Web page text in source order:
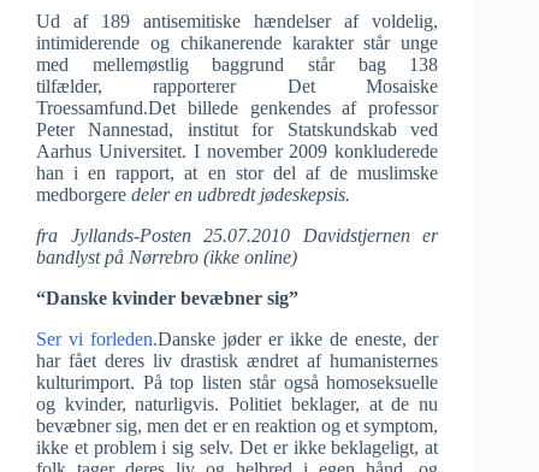
Ud af 189 antisemitiske hændelser af voldelig,
intimiderende og chikanerende karakter står unge
med mellemøstlig baggrund står bag 138
tilfælder, rapporterer Det Mosaiske
Troessamfund.Det billede genkendes af professor
Peter Nannestad, institut for Statskundskab ved
Aarhus Universitet. I november 2009 konkluderede
han i en rapport, at en stor del af de muslimske
medborgere deler en udbredt jødeskepsis.
fra Jyllands-Posten 25.07.2010 Davidstjernen er
bandlyst på Nørrebro (ikke online)
“Danske kvinder bevæbner sig”
Ser vi forleden.Danske jøder er ikke de eneste, der
har fået deres liv drastisk ændret af humanisternes
kulturimport. På top listen står også homoseksuelle
og kvinder, naturligvis. Politiet beklager, at de nu
bevæbner sig, men det er en reaktion og et symptom,
ikke et problem i sig selv. Det er ikke beklageligt, at